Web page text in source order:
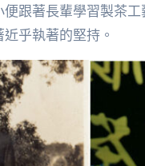
跟著長輩學習製茶
乎執著的堅持。